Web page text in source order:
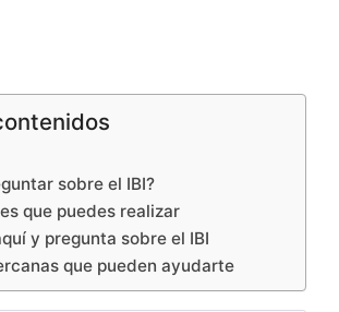
sobre el IBI?
que puedes realizar
y pregunta sobre el IBI
que pueden ayudarte